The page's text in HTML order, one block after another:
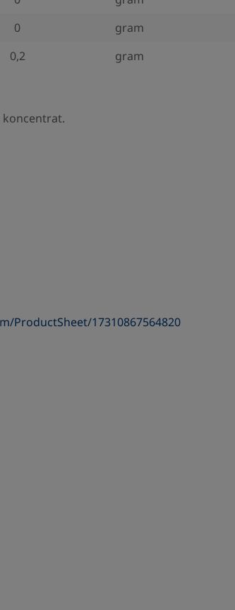
0
gram
0,2 gram
koncentrat.
ProductSheet/17310867564820